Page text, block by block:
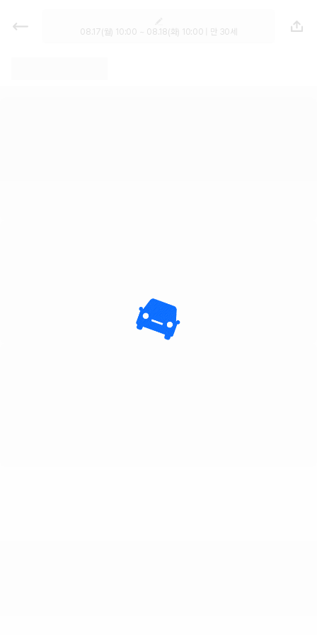
렌트카 추천 | 최저가 한눈에 비교 렌
터카 카모아08.17(월) 10:00 ~ 08.18(화) 10:00 | 만 30세